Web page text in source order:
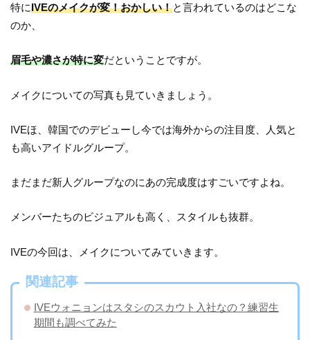
特にIVEのメイクが変！おかしい！と言われているのはどこな
のか、
眉毛や濃さが特に変だということですが。
メイクについての写真も見ていきましょう。
IVEほ、韓国でのデビューし今では海外からの注目度、人気と
も高いアイドルグループ。
まだまだ新人グループなのにあの完成度はすごいですよね。
メンバーたちのビジュアルも高く、スタイルも抜群。
IVEの今回は、メイクについてみていきます。
関連記事
IVEウォニョンはスタシのスカウト入社なの？練習生
期間も調べてみた